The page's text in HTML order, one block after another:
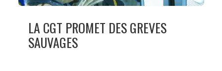
LA CGT PROMET DES GREVES
SAUVAGES